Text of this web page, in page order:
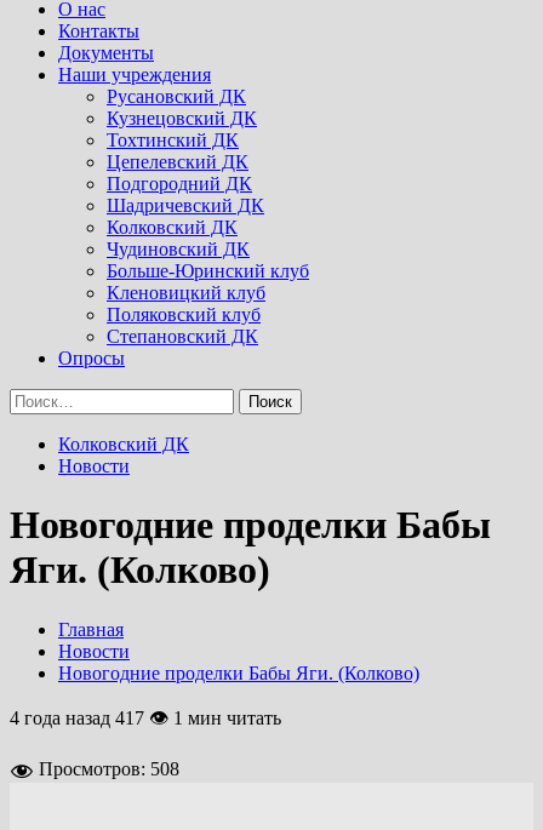
Menu
О нас
Контакты
Документы
Наши учреждения
Русановский ДК
Кузнецовский ДК
Тохтинский ДК
Цепелевский ДК
Подгородний ДК
Шадричевский ДК
Колковский ДК
Чудиновский ДК
Больше-Юринский клуб
Кленовицкий клуб
Поляковский клуб
Степановский ДК
Опросы
Найти:
Колковский ДК
Новости
Новогодние проделки Бабы
Яги. (Колково)
Главная
Новости
Новогодние проделки Бабы Яги. (Колково)
4 года назад 417 👁 1 мин читать
Просмотров: 508